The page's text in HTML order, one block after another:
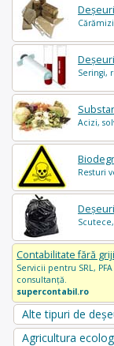
Seringi,
Acizi,
Resturi
Contabilitate fără griji
Servicii pentru SRL,
consultanță.
supercontabil.ro
Alte tipuri de
Agricultura